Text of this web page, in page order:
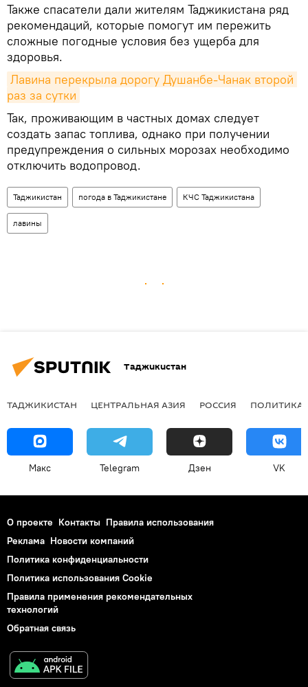
Также спасатели дали жителям Таджикистана ряд
рекомендаций, которые помогут им пережить
сложные погодные условия без ущерба для
здоровья.
Лавина перекрыла дорогу Душанбе-Чанак второй
раз за сутки
Так, проживающим в частных домах следует
создать запас топлива, однако при получении
предупреждения о сильных морозах необходимо
отключить водопровод.
Таджикистан погода в Таджикистане КЧС Таджикистана
лавины
Таджикистан
ТАДЖИКИСТАН ЦЕНТРАЛЬНАЯ АЗИЯ РОССИЯ ПОЛИТИКА
Макс Telegram Дзен VK
О проекте Контакты Правила использования
Реклама Новости компаний
Политика конфиденциальности
Политика использования Cookie
Правила применения рекомендательных
технологий
Обратная связь